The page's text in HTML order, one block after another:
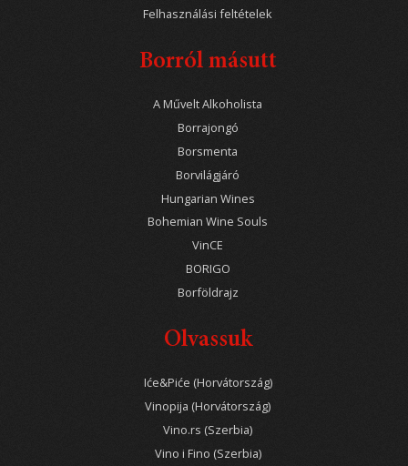
Felhasználási feltételek
Borról másutt
A Művelt Alkoholista
Borrajongó
Borsmenta
Borvilágjáró
Hungarian Wines
Bohemian Wine Souls
VinCE
BORIGO
Borföldrajz
Olvassuk
Iće&Piće (Horvátország)
Vinopija (Horvátország)
Vino.rs (Szerbia)
Vino i Fino (Szerbia)